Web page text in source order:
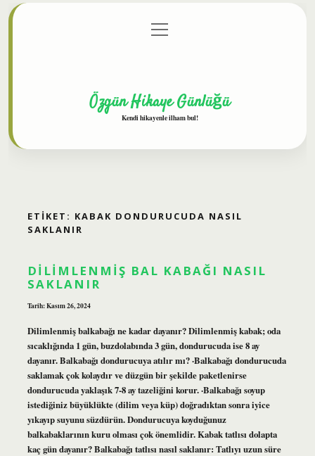
Gizlilik Politikası
menüyü
aç
Özgün Hikaye Günlüğü
Kendi hikayenle ilham bul!
ETIKET: KABAK DONDURUCUDA NASIL
SAKLANIR
DILIMLENMIŞ BAL KABAĞI NASIL
SAKLANIR
Tarih: Kasım 26, 2024
Dilimlenmiş balkabağı ne kadar dayanır? Dilimlenmiş kabak; oda
sıcaklığında 1 gün, buzdolabında 3 gün, dondurucuda ise 8 ay
dayanır. Balkabağı dondurucuya atılır mı? ·Balkabağı dondurucuda
saklamak çok kolaydır ve düzgün bir şekilde paketlenirse
dondurucuda yaklaşık 7-8 ay tazeliğini korur. ·Balkabağı soyup
istediğiniz büyüklükte (dilim veya küp) doğradıktan sonra iyice
yıkayıp suyunu süzdürün. Dondurucuya koyduğunuz
balkabaklarının kuru olması çok önemlidir. Kabak tatlısı dolapta
kaç gün dayanır? Balkabağı tatlısı nasıl saklanır: Tatlıyı uzun süre